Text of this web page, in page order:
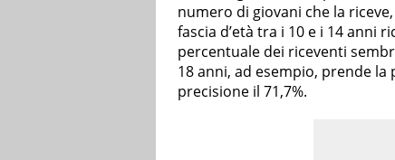
numero di giovani che la
fascia d’età tra i 10 e i 14 anni
percentuale dei riceventi
18 anni, ad esempio, prende la
precisione il 71,7%.